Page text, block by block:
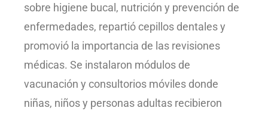
sobre higiene bucal, nutrición y prevención de
enfermedades, repartió cepillos dentales y
promovió la importancia de las revisiones
médicas. Se instalaron módulos de
vacunación y consultorios móviles donde
niñas, niños y personas adultas recibieron